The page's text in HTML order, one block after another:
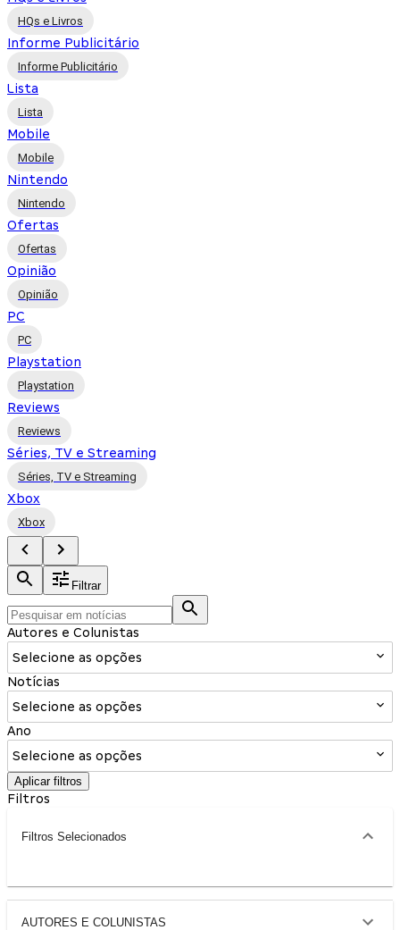
HQs e Livros
Informe Publicitário
Informe Publicitário
Lista
Lista
Mobile
Mobile
Nintendo
Nintendo
Ofertas
Ofertas
Opinião
Opinião
PC
PC
Playstation
Playstation
Reviews
Reviews
Séries, TV e Streaming
Séries, TV e Streaming
Xbox
Xbox
Filtrar
Autores e Colunistas
Selecione as opções
Notícias
Selecione as opções
Ano
Selecione as opções
Aplicar filtros
Filtros
Filtros Selecionados
AUTORES E COLUNISTAS